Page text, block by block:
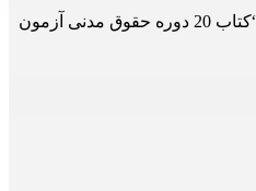
محصولات برچسب خورده “کتاب 20 دوره حقوق مدنی آزمون